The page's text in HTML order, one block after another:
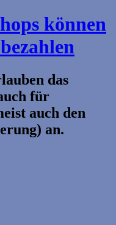
können
das
für
auch den
an.